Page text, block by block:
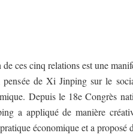
ces cinq relations est une
pensée de Xi Jinping sur le
Depuis le 18e Congrès
a appliqué de manière
économique et a proposé